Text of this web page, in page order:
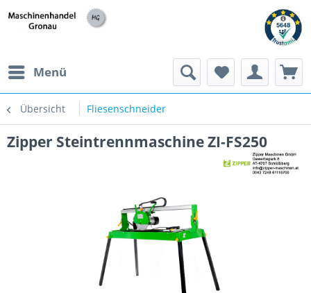
Menü
Übersicht Fliesenschneider
Zipper Steintrennmaschine ZI-FS250